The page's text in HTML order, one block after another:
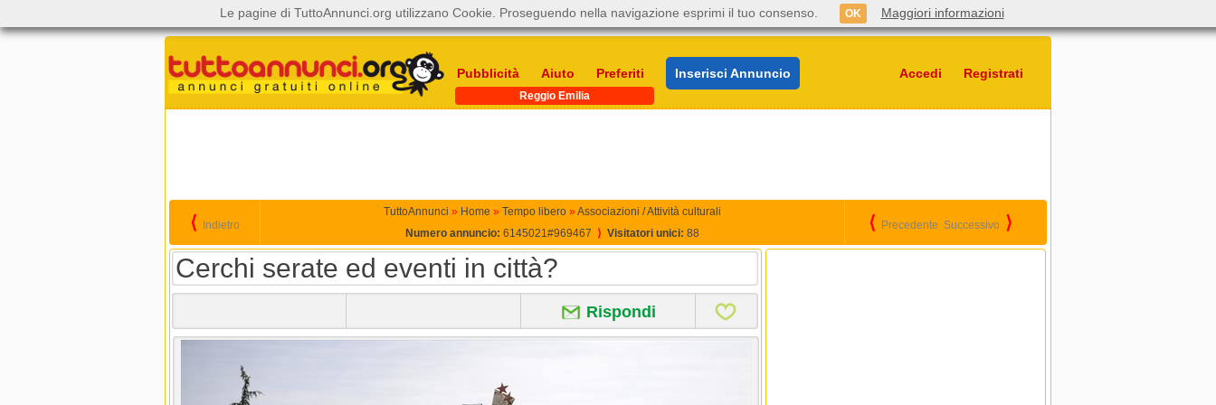
Pubblicità Aiuto Preferiti Inserisci Annuncio Accedi Registrati
Reggio Emilia
⟨ Indietro
TuttoAnnunci » Home » Tempo libero » Associazioni / Attività culturali
Numero annuncio: 6145021#969467 ⟩ Visitatori unici: 88
⟨ Precedente Successivo ⟩
Cerchi serate ed eventi in città?
Rispondi
Le pagine di TuttoAnnunci.org utilizzano Cookie. Proseguendo nella navigazione esprimi il tuo consenso. OK Maggiori informazioni